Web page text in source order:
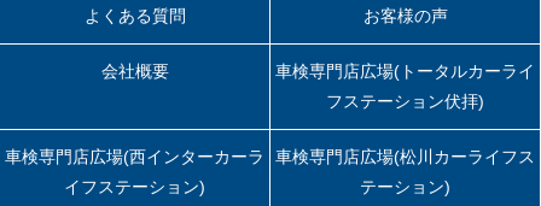
よくある質問 お客様の声
会社概要
車検専門店広場(トータルカーライ
フステーション伏拝)
車検専門店広場(西インターカーラ
イフステーション)
車検専門店広場(松川カーライフス
テーション)